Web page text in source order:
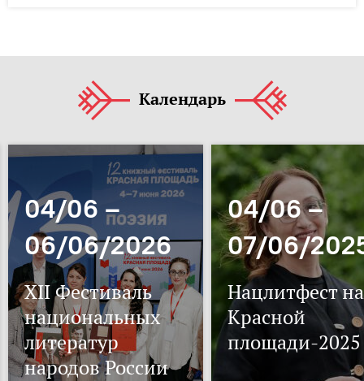
Календарь
04/06 –
06/06/2026
XII Фестиваль
национальных
литератур
народов России
04/06 –
07/06/
Нацлитфест на
Красной
площади-2025